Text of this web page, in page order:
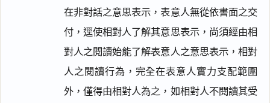
在非對話之意思表示，表意人無從依書面之交
付，逕使相對人了解其意思表示，尚須經由相
對人之閱讀始能了解表意人之意思表示，相對
人之閱讀行為，完全在表意人實力支配範圍
外，僅得由相對人為之，如相對人不閱讀其受